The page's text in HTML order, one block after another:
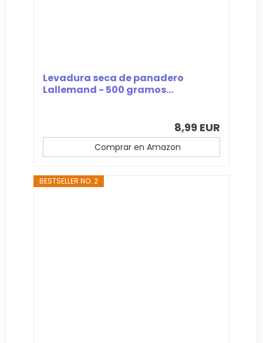
Levadura seca de panadero
Lallemand - 500 gramos...
8,99 EUR
Comprar en Amazon
BESTSELLER NO. 2